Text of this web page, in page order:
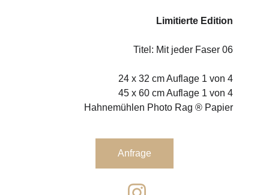
Limitierte Edition
Titel: Mit jeder Faser 06
24 x 32 cm Auflage 1 von 4
  45 x 60 cm Auflage 1 von 4
Hahnemühlen Photo Rag ® Papier
Anfrage